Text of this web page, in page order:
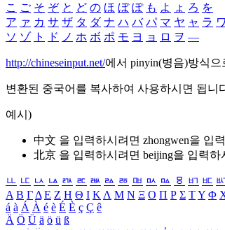
こ ご そ ぞ と ど の ほ ぼ ぽ も よ ょ ろ を
ア ァ カ サ ザ タ ダ ナ ハ バ パ マ ヤ ャ ラ ワ
ソ ゾ ト ド ノ ホ ボ ポ モ ヨ ョ ロ ヲ ―
http://chineseinput.net/에서 pinyin(병음)방식
변환된 중국어를 복사하여 사용하시면 됩니
예시)
中文 을 입력하시려면 zhongwen을 입
北京 을 입력하시려면 beijing을 입력하
ㅥ ㅦ ㅧ ㅨ ㅩ ㅪ ㅫ ㅬ ㅭ ㅮ ㅯ ㅰ ㅱ ㅲ ㅳ
Α Β ΓΔ Ε Ζ Η Θ Ι ΚΛ Μ Ν Ξ Ο Π Ρ Σ ΤΥ Φ
á à Á À é è É È ç Ç ê
Ä Ö Ü ä ö ü ß